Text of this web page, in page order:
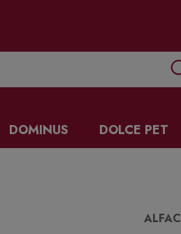
DOMINUS DOLCE PET